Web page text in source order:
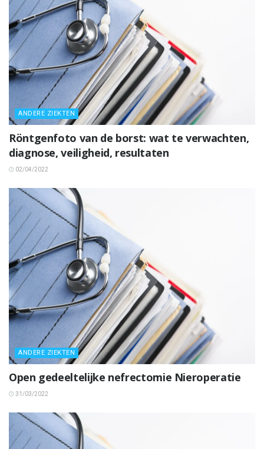
ANDERE ZIEKTEN
Röntgenfoto van de borst: wat te verwachten,
diagnose, veiligheid, resultaten
02/04/2022
ANDERE ZIEKTEN
Open gedeeltelijke nefrectomie Nieroperatie
31/03/2022